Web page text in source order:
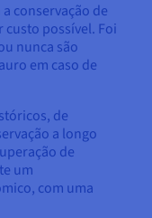
conservação de
possível. Foi
nunca são
em caso de
de
a longo
de
um
com uma